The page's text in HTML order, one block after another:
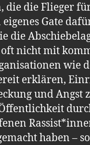
die die Flieger
Gate
die
nicht mit
wie
erklären,
und Angst
haben –